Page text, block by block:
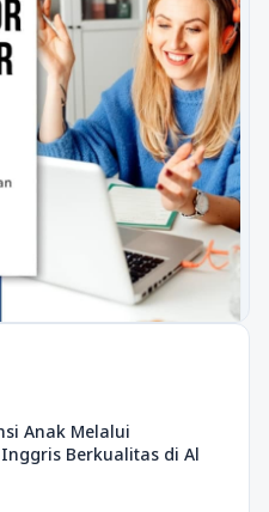
Anak Melalui
Berkualitas di Al